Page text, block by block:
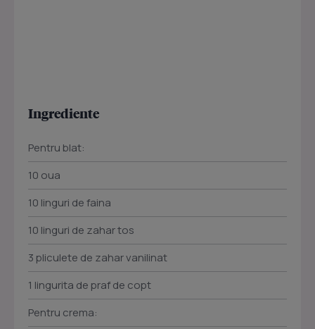
Ingrediente
Pentru blat:
10 oua
10 linguri de faina
10 linguri de zahar tos
3 pliculete de zahar vanilinat
1 lingurita de praf de copt
Pentru crema: